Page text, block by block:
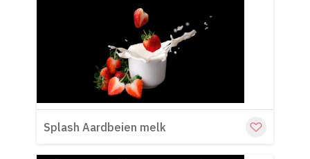
Splash Aardbeien melk